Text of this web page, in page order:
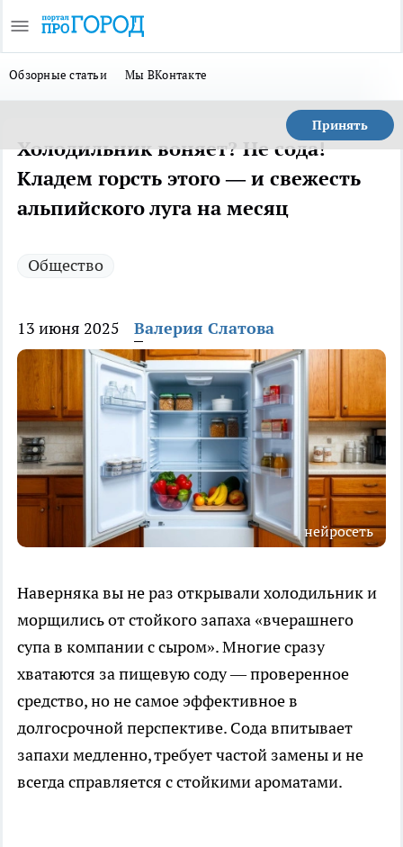
Обзорные статьи Мы ВКонтакте
Принять
Холодильник воняет? Не сода!
Кладем горсть этого — и свежесть
альпийского луга на месяц
Общество
13 июня 2025 Валерия Слатова
нейросеть
Наверняка вы не раз открывали холодильник и
морщились от стойкого запаха «вчерашнего
супа в компании с сыром». Многие сразу
хватаются за пищевую соду — проверенное
средство, но не самое эффективное в
долгосрочной перспективе. Сода впитывает
запахи медленно, требует частой замены и не
всегда справляется с стойкими ароматами.